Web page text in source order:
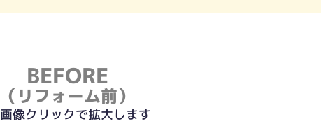
BEFORE
（リフォーム前）
画像クリックで拡大します